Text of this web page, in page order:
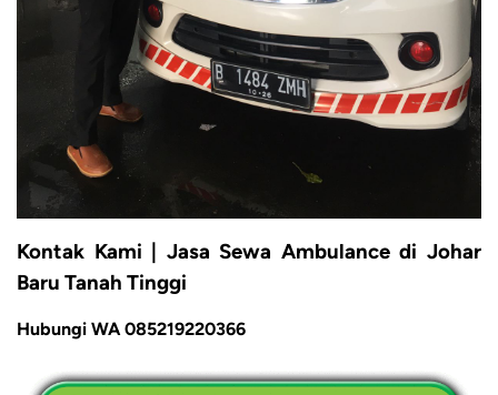
Kontak Kami | Jasa Sewa Ambulance di Johar
Baru Tanah Tinggi
Hubungi WA 085219220366